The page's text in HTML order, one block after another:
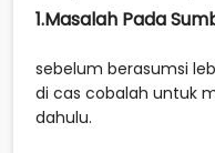
1.Masalah Pada
sebelum berasumsi
di cas cobalah untuk
dahulu.